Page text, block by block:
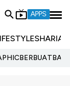
APPS
SHARIA